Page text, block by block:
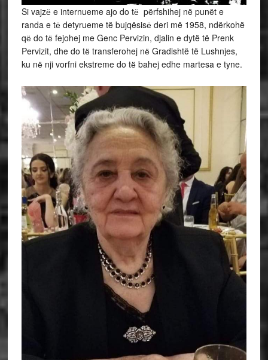
Si vajzё e internueme ajo do tё përfshihej në punët e
randa e tё detyrueme të bujqësisё deri më 1958, ndërkohë
qё do tё fejohej me Genc Pervizin, djalin e dytë të Prenk
Pervizit, dhe do tё transferohej nё Gradishtë të Lushnjes,
ku nё nji vorfni ekstreme do tё bahej edhe martesa e tyne.